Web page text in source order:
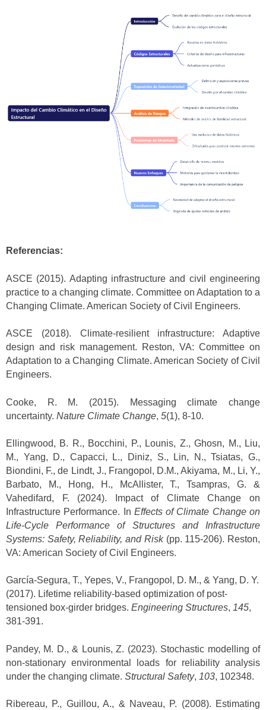
Referencias:
ASCE (2015). Adapting infrastructure and civil engineering
practice to a changing climate. Committee on Adaptation to a
Changing Climate. American Society of Civil Engineers.
ASCE (2018). Climate-resilient infrastructure: Adaptive
design and risk management. Reston, VA: Committee on
Adaptation to a Changing Climate. American Society of Civil
Engineers.
Cooke, R. M. (2015). Messaging climate change
uncertainty. Nature Climate Change, 5(1), 8-10.
Ellingwood, B. R., Bocchini, P., Lounis, Z., Ghosn, M., Liu,
M., Yang, D., Capacci, L., Diniz, S., Lin, N., Tsiatas, G.,
Biondini, F., de Lindt, J., Frangopol, D.M., Akiyama, M., Li, Y.,
Barbato, M., Hong, H., McAllister, T., Tsampras, G. &
Vahedifard, F. (2024). Impact of Climate Change on
Infrastructure Performance. In Effects of Climate Change on
Life-Cycle Performance of Structures and Infrastructure
Systems: Safety, Reliability, and Risk(pp. 115-206). Reston,
VA: American Society of Civil Engineers.
García-Segura, T., Yepes, V., Frangopol, D. M., & Yang, D. Y.
(2017). Lifetime reliability-based optimization of post-
tensioned box-girder bridges. Engineering Structures, 145,
381-391.
Pandey, M. D., & Lounis, Z. (2023). Stochastic modelling of
non-stationary environmental loads for reliability analysis
under the changing climate. Structural Safety, 103, 102348.
Ribereau, P., Guillou, A., & Naveau, P. (2008). Estimating